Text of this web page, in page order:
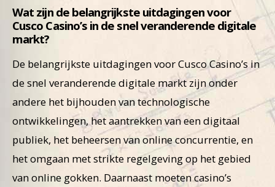
Wat zijn de belangrijkste uitdagingen voor
Cusco Casino’s in de snel veranderende digitale
markt?
De belangrijkste uitdagingen voor Cusco Casino’s in
de snel veranderende digitale markt zijn onder
andere het bijhouden van technologische
ontwikkelingen, het aantrekken van een digitaal
publiek, het beheersen van online concurrentie, en
het omgaan met strikte regelgeving op het gebied
van online gokken. Daarnaast moeten casino’s